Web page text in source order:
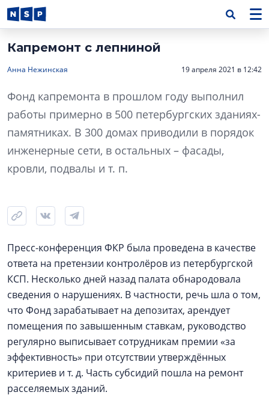
Капремонт с лепниной
Анна Нежинская 19 апреля 2021 в 12:42
Фонд капремонта в прошлом году выполнил
работы примерно в 500 петербургских зданиях-
памятниках. В 300 домах приводили в порядок
инженерные сети, в остальных – фасады,
кровли, подвалы и т. п.
Пресс-конференция ФКР была проведена в качестве
ответа на претензии контролёров из петербургской
КСП. Несколько дней назад палата обнародовала
сведения о нарушениях. В частности, речь шла о том,
что Фонд зарабатывает на депозитах, арендует
помещения по завышенным ставкам, руководство
регулярно выписывает сотрудникам премии «за
эффективность» при отсутствии утверждённых
критериев и т. д. Часть субсидий пошла на ремонт
расселяемых зданий.